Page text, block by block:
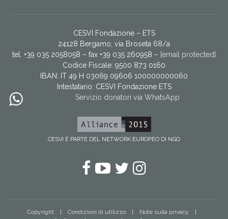
CESVI Fondazione – ETS
24128 Bergamo, via Broseta 68/a
tel. +39 035 2058058 – fax +39 035 260958 – [email protected]
Codice Fiscale: 9500 873 0160
IBAN: IT 49 H 03069 09606 100000000060
Intestatario: CESVI Fondazione ETS
Servizio donatori via WhatsApp
CESVI È PARTE DEL NETWORK EUROPEO DI NGO
Facebook
YouTube
Twitter
Instagram
Copyright Condizioni di utilizzo
Note sulla privacy